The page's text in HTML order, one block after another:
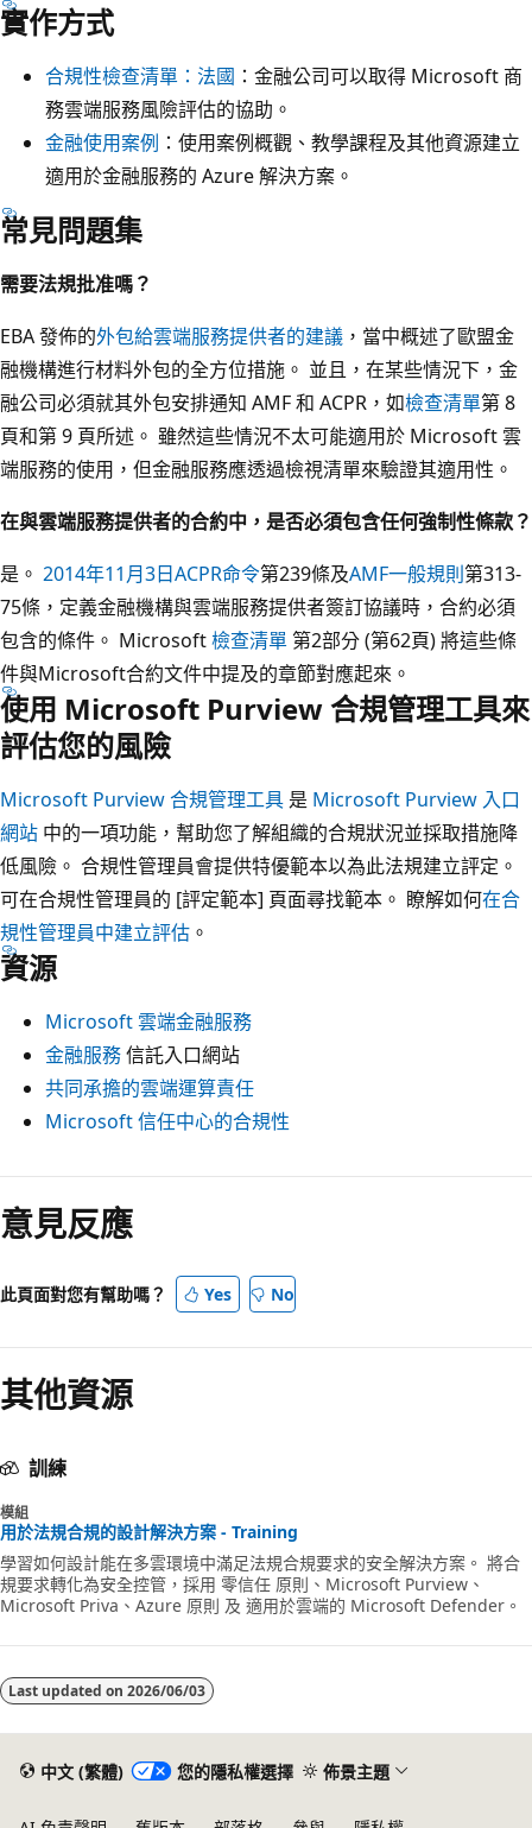
實作方式
合規性檢查清單：法國 ：金融公司可以取得 Microsoft 商
務雲端服務風險評估的協助。
金融使用案例 ：使用案例概觀、教學課程及其他資源建立
適用於金融服務的 Azure 解決方案。
常見問題集
需要法規批准嗎？
EBA 發佈的外包給雲端服務提供者的建議 ，當中概述了歐盟金
融機構進行材料外包的全方位措施。 並且，在某些情況下，金
融公司必須就其外包安排通知 AMF 和 ACPR，如檢查清單第 8
頁和第 9 頁所述。 雖然這些情況不太可能適用於 Microsoft 雲
端服務的使用，但金融服務應透過檢視清單來驗證其適用性。
在與雲端服務提供者的合約中，是否必須包含任何強制性條款？
是。 2014年11月3日ACPR命令第239條及AMF一般規則第313-
75條，定義金融機構與雲端服務提供者簽訂協議時，合約必須
包含的條件。 Microsoft檢查清單 第2部分 (第62頁) 將這些條
件與Microsoft合約文件中提及的章節對應起來。
使用 Microsoft Purview 合規管理工具來
評估您的風險
Microsoft Purview 合規管理工具 是 Microsoft Purview 入口
網站 中的一項功能，幫助您了解組織的合規狀況並採取措施降
低風險。 合規性管理員會提供特優範本以為此法規建立評定。
可在合規性管理員的 [評定範本] 頁面尋找範本。 瞭解如何在合
規性管理員中建立評估 。
資源
Microsoft 雲端金融服務
金融服務信託入口網站
共同承擔的雲端運算責任
Microsoft 信任中心的合規性
意見反應
此頁面對您有幫助嗎？ Yes No
其他資源
訓練
模組
用於法規合規的設計解決方案 - Training
學習如何設計能在多雲環境中滿足法規合規要求的安全解決方案。 將合
規要求轉化為安全控管，採用 零信任 原則、Microsoft Purview、
Microsoft Priva、Azure 原則 及 適用於雲端的 Microsoft Defender。
Last updated on 2026/06/03
中文 (繁體) 您的隱私權選擇 佈景主題